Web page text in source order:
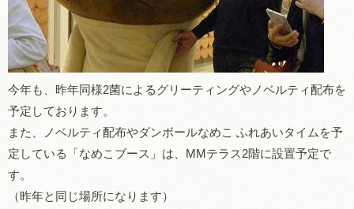
今年も、昨年同様2菌によるグリーティングやノベルティ配布を
予定しております。
また、ノベルティ配布やダンボールなめこ ふれあいタイムを予
定している「なめこブース」は、MMテラス2階に設置予定で
す。
（昨年と同じ場所になります）